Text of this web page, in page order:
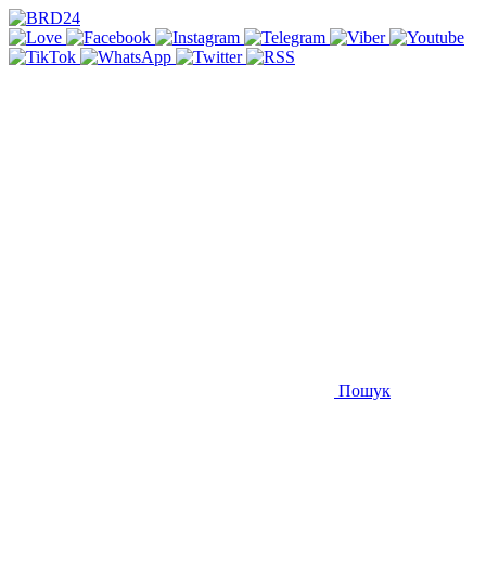
Пошук